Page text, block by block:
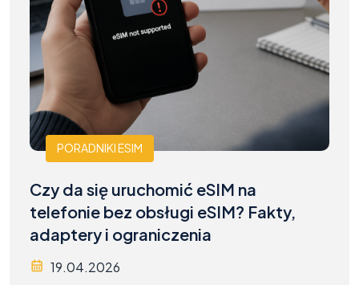
PORADNIKI ESIM
Czy da się uruchomić eSIM na
telefonie bez obsługi eSIM? Fakty,
adaptery i ograniczenia
19.04.2026